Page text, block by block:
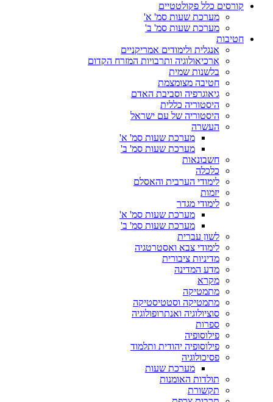
קורסים כלל פקולטטיים
מערכת שעות סמ' א'
מערכת שעות סמ' ב'
חטיבות
אנגלית ולימודים אמריקניים
ארכיאולוגיה ותרבויות המזרח הקדום
בלשנות שמית
חטיבה מצומצמת
גיאוגרפיה וסביבת האדם
היסטוריה כללית
היסטוריה של עם ישראל
העשרה
מערכת שעות סמ' א'
מערכת שעות סמ' ב'
חשבונאות
כלכלה
לימודי הערבית והאסלם
יזמות
לימודי מגדר
מערכת שעות סמ' א'
מערכת שעות סמ' ב'
לשון עברית
לימודי צבא ואסטרטגיה
מדיניות ציבורית
מדע המדינה
מקרא
מתמטיקה
מתמטיקה וסטטיסטיקה
סוציולוגיה ואנתרופולוגיה
ספרות
פילוסופיה
פילוסופיה יהודית ותלמוד
פסיכולוגיה
מערכת שעות
תולדות האומנות
תקשורת